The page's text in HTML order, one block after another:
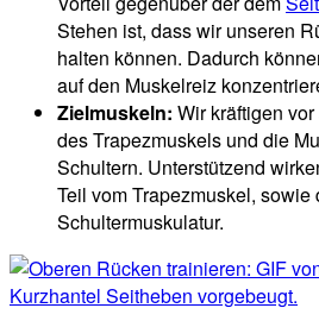
Stehen ist, dass wir unseren
halten können. Dadurch
auf den Muskelreiz
Zielmuskeln: Wir kräftigen
des Trapezmuskels und die
Schultern. Unterstützend
Teil vom Trapezmuskel,
Schultermuskulatur.